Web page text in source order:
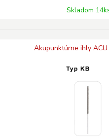
Skladom
Akupunktúrne ihly ACU